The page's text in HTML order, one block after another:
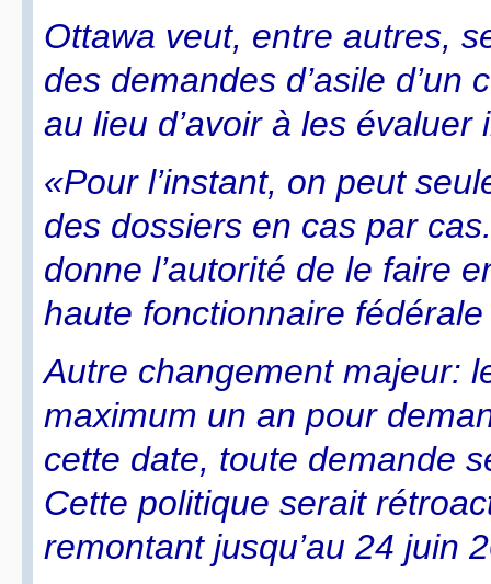
Ottawa veut, entre autres,
des demandes d’asile d’un
au lieu d’avoir à les évaluer
«Pour l’instant, on peut
des dossiers en cas par
donne l’autorité de le faire
haute fonctionnaire fédérale
Autre changement majeur:
maximum un an pour
cette date, toute demande
Cette politique serait
remontant jusqu’au 24 juin